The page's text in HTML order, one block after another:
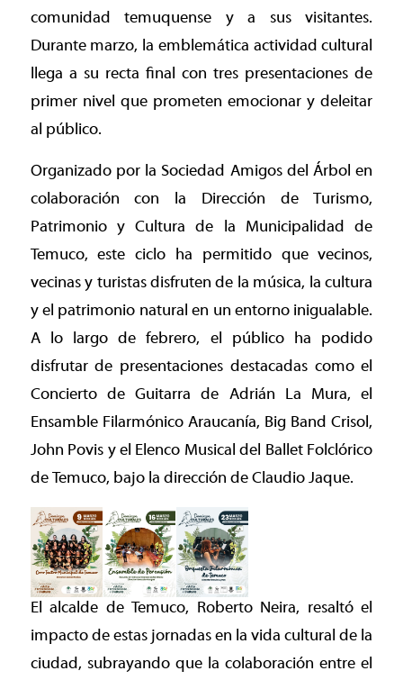
comunidad temuquense y a sus visitantes.
Durante marzo, la emblemática actividad cultural
llega a su recta final con tres presentaciones de
primer nivel que prometen emocionar y deleitar
al público.
Organizado por la Sociedad Amigos del Árbol en
colaboración con la Dirección de Turismo,
Patrimonio y Cultura de la Municipalidad de
Temuco, este ciclo ha permitido que vecinos,
vecinas y turistas disfruten de la música, la cultura
y el patrimonio natural en un entorno inigualable.
A lo largo de febrero, el público ha podido
disfrutar de presentaciones destacadas como el
Concierto de Guitarra de Adrián La Mura, el
Ensamble Filarmónico Araucanía, Big Band Crisol,
John Povis y el Elenco Musical del Ballet Folclórico
de Temuco, bajo la dirección de Claudio Jaque.
El alcalde de Temuco, Roberto Neira, resaltó el
impacto de estas jornadas en la vida cultural de la
ciudad, subrayando que la colaboración entre el